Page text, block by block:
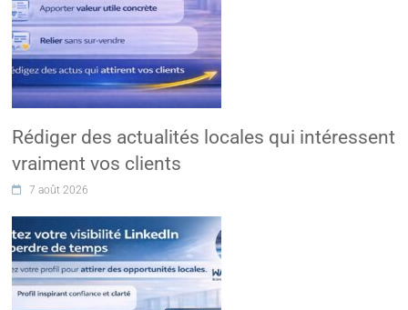
Rédiger des actualités locales qui intéressent
vraiment vos clients
7 août 2026